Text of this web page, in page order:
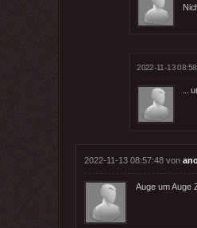
2022-11-13
...
2022-11-13 08:57:48 von
Auge um Auge